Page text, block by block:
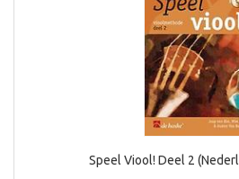
Speel Viool! Deel 2